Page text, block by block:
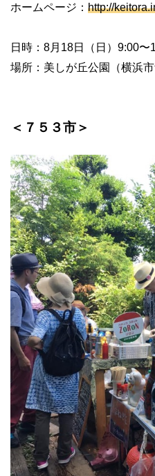
ホームページ： http://
日時：8月18日（日）9:00〜
場所：美しが丘公園（横浜
＜７５３市＞